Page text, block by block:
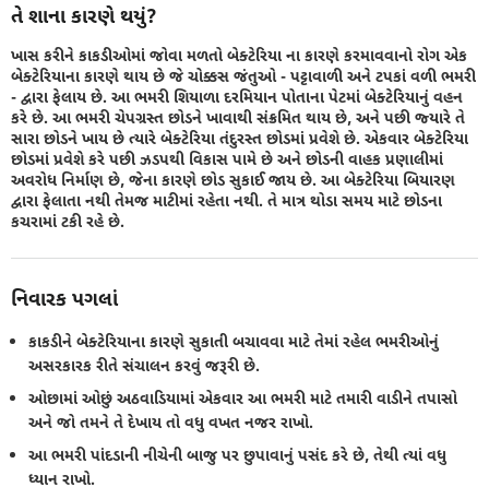
તે શાના કારણે થયું?
ખાસ કરીને કાકડીઓમાં જોવા મળતો બેક્ટેરિયા ના કારણે કરમાવવાનો રોગ એક
બેક્ટેરિયાના કારણે થાય છે જે ચોક્કસ જંતુઓ - પટ્ટાવાળી અને ટપકાં વળી ભમરી
- દ્વારા ફેલાય છે. આ ભમરી શિયાળા દરમિયાન પોતાના પેટમાં બેક્ટેરિયાનું વહન
કરે છે. આ ભમરી ચેપગ્રસ્ત છોડને ખાવાથી સંક્રમિત થાય છે, અને પછી જ્યારે તે
સારા છોડને ખાય છે ત્યારે બેક્ટેરિયા તંદુરસ્ત છોડમાં પ્રવેશે છે. એકવાર બેક્ટેરિયા
છોડમાં પ્રવેશે કરે પછી ઝડપથી વિકાસ પામે છે અને છોડની વાહક પ્રણાલીમાં
અવરોધ નિર્માણ છે, જેના કારણે છોડ સુકાઈ જાય છે. આ બેક્ટેરિયા બિયારણ
દ્વારા ફેલાતા નથી તેમજ માટીમાં રહેતા નથી. તે માત્ર થોડા સમય માટે છોડના
કચરામાં ટકી રહે છે.
નિવારક પગલાં
કાકડીને બેક્ટેરિયાના કારણે સુકાતી બચાવવા માટે તેમાં રહેલ ભમરીઓનું
અસરકારક રીતે સંચાલન કરવું જરૂરી છે.
ઓછામાં ઓછું અઠવાડિયામાં એકવાર આ ભમરી માટે તમારી વાડીને તપાસો
અને જો તમને તે દેખાય તો વધુ વખત નજર રાખો.
આ ભમરી પાંદડાની નીચેની બાજુ પર છુપાવાનું પસંદ કરે છે, તેથી ત્યાં વધુ
ધ્યાન રાખો.